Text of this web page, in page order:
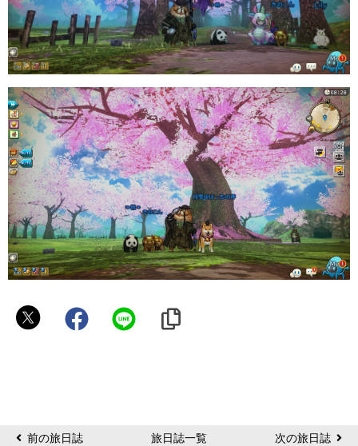
か
さ 前の旅日誌 旅日誌一覧 次の旅日誌